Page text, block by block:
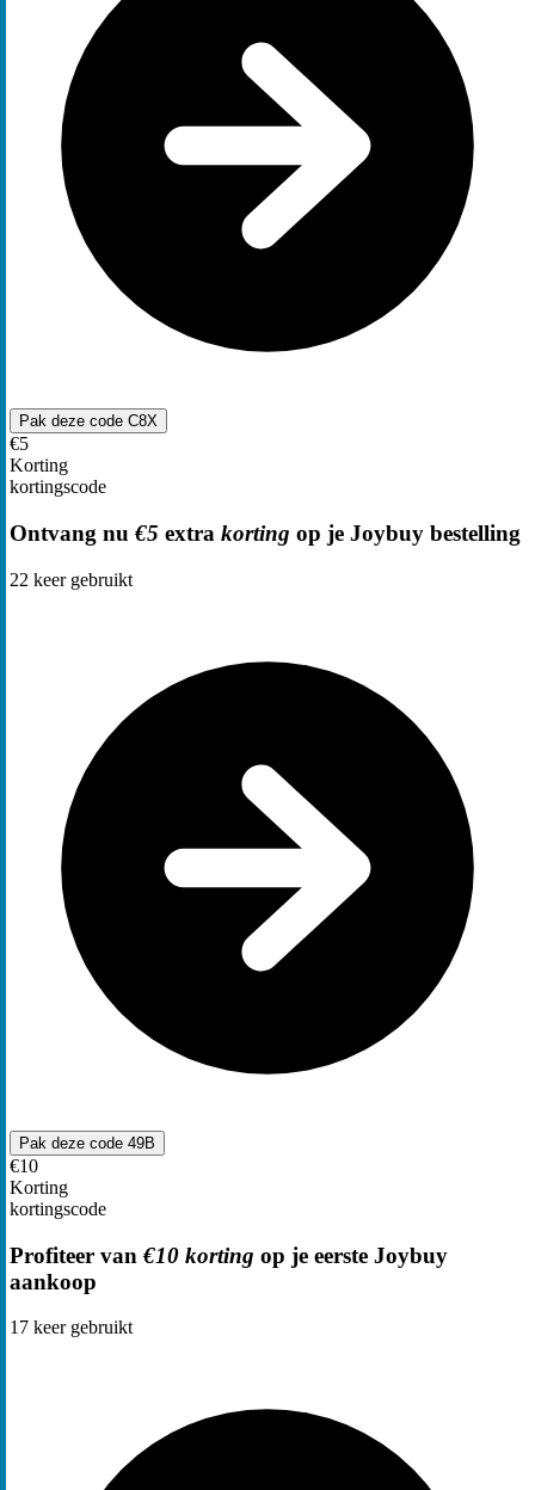
Pak deze code C8X
€5
Korting
kortingscode
Ontvang nu €5 extra korting op je Joybuy bestelling
22 keer gebruikt
Pak deze code 49B
€10
Korting
kortingscode
Profiteer van €10 korting op je eerste Joybuy
aankoop
17 keer gebruikt